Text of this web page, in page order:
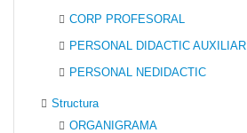
CORP PROFESORAL
PERSONAL DIDACTIC AUXILIAR
PERSONAL NEDIDACTIC
Structura
ORGANIGRAMA